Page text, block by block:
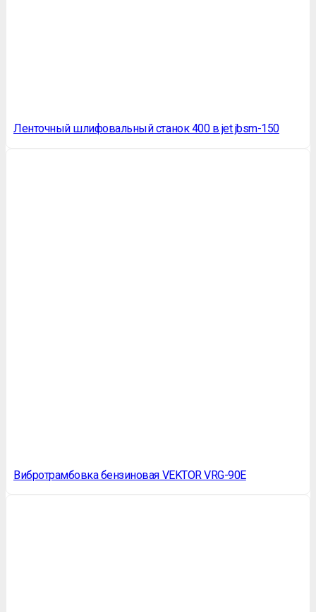
Ленточный шлифовальный станок 400 в jet jbsm-150
Вибротрамбовка бензиновая VEKTOR VRG-90Е